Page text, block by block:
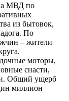
МВД по
из бытовок,
По
– жители
моторы,
снасти,
Общий ущерб
миллион